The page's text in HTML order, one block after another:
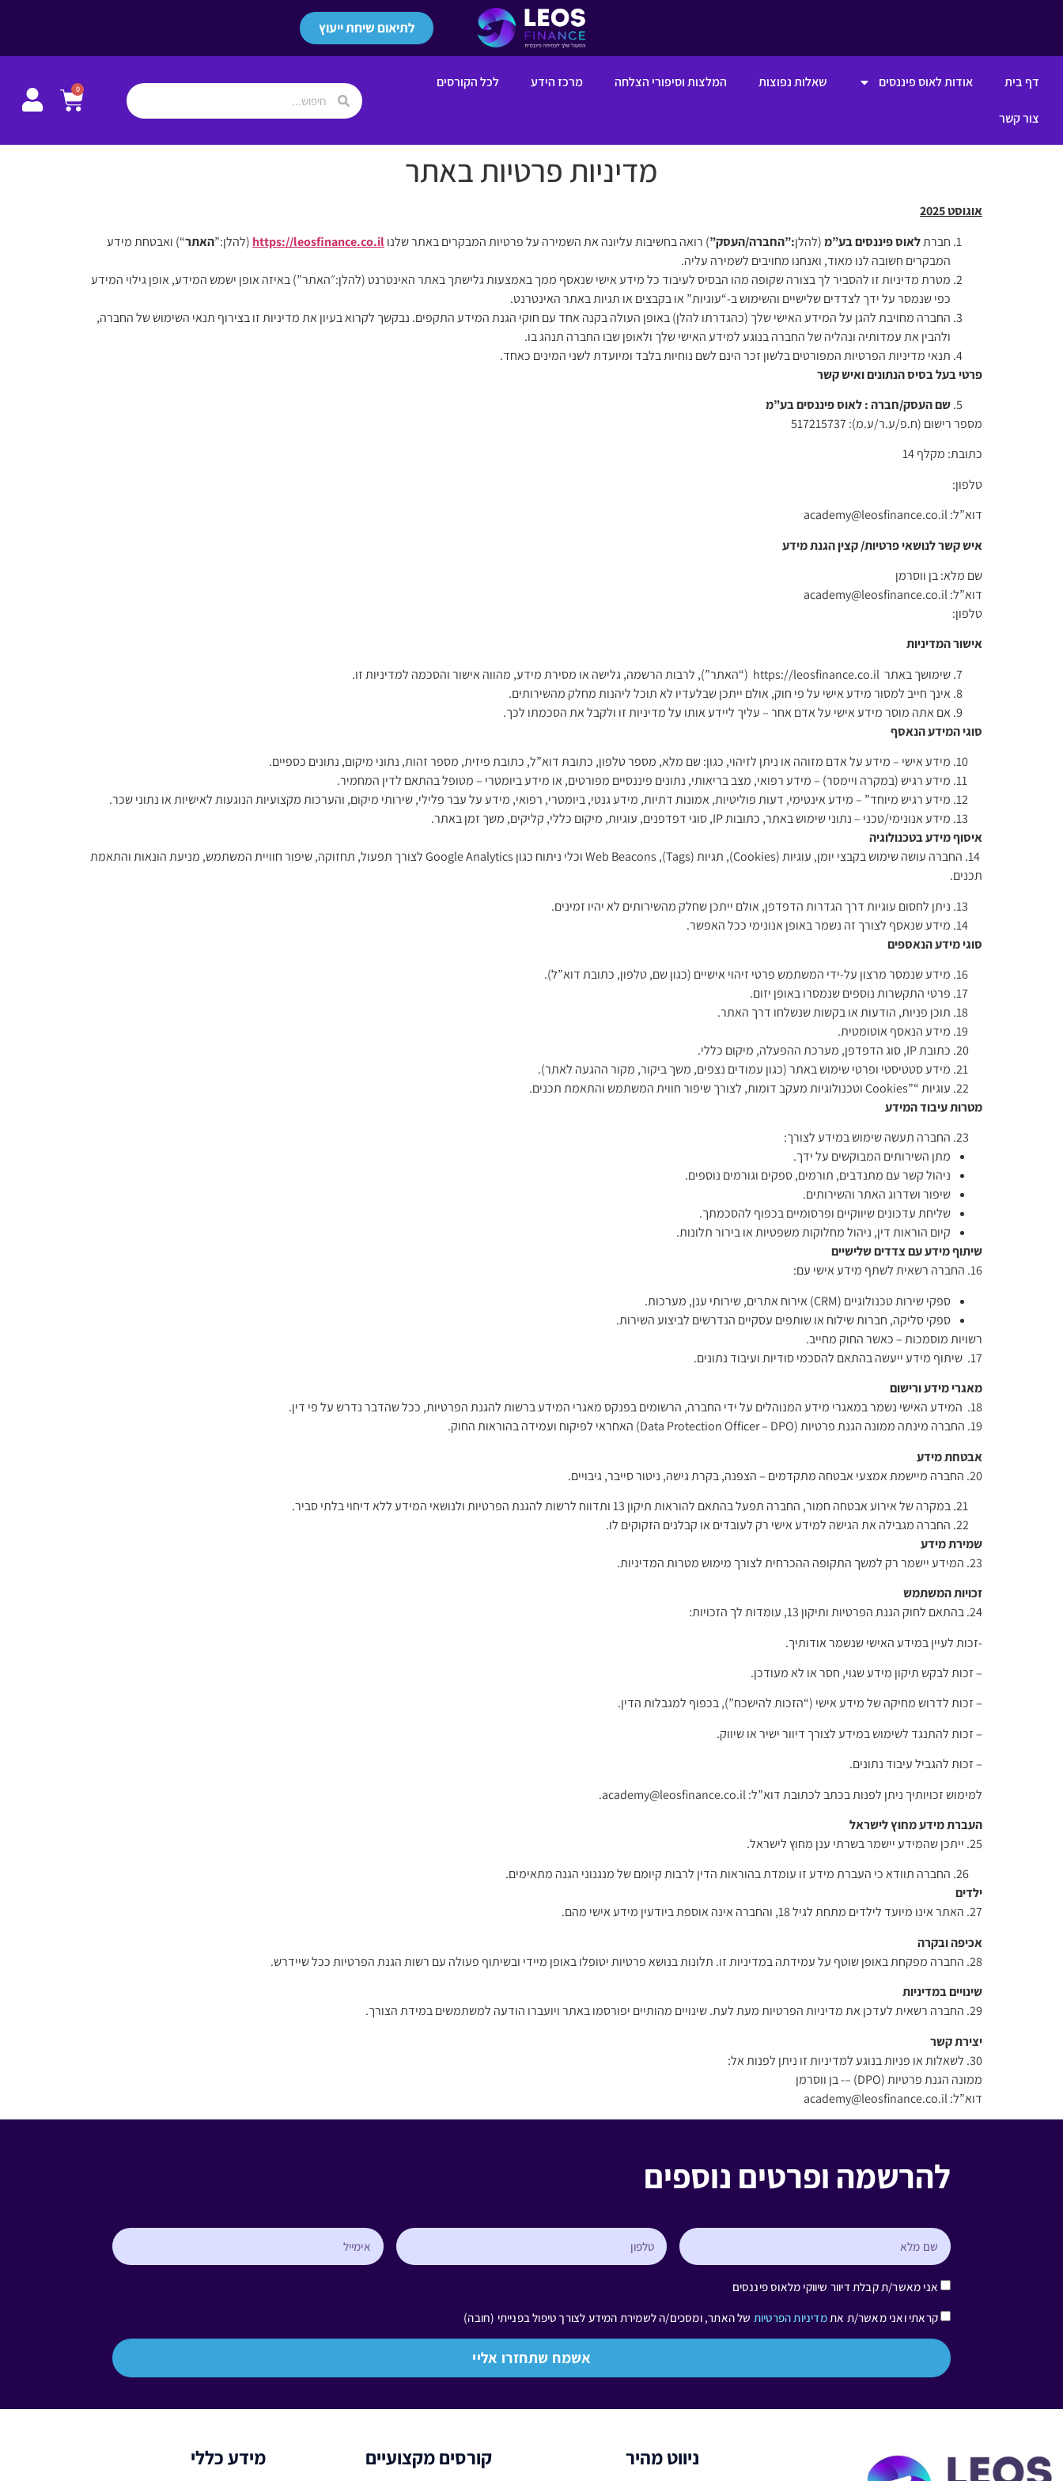
לתיאום שיחת ייעוץ
דף בית אודות לאוס פיננסים שאלות נפוצות המלצות וסיפורי הצלחה מרכז הידע לכל הקורסים
צור קשר
0
מדיניות פרטיות באתר
אוגוסט 2025
חברתלאוס פיננסים בע”מ(להלן:”החברה/העסק”) רואה בחשיבות עליונה את השמירה על פרטיות המבקרים באתר שלנוhttps://leosfinance.co.il (להלן:”האתר“) ואבטחת מידע
המבקרים חשובה לנו מאוד, ואנחנו מחויבים לשמירה עליה.
מטרת מדיניות זו להסביר לך בצורה שקופה מהו הבסיס לעיבוד כל מידע אישי שנאסף ממך באמצעות גלישתך באתר האינטרנט (להלן:״האתר”) באיזה אופן ישמש המידע, אופן גילוי המידע
כפי שנמסר על ידך לצדדים שלישיים והשימוש ב-“עוגיות” או בקבצים או תגיות באתר האינטרנט.
החברה מחויבת להגן על המידע האישי שלך (כהגדרתו להלן) באופן העולה בקנה אחד עם חוקי הגנת המידע התקפים. נבקשך לקרוא בעיון את מדיניות זו בצירוף תנאי השימוש של החברה,
ולהבין את עמדותיה ונהליה של החברה בנוגע למידע האישי שלך ולאופן שבו החברה תנהג בו.
תנאי מדיניות הפרטיות המפורטים בלשון זכר הינם לשם נוחיות בלבד ומיועדת לשני המינים כאחד.
פרטי בעל בסיס הנתונים ואיש קשר
שם העסק/חברה : לאוס פיננסים בע”מ
מספר רישום (ח.פ/ע.ר/ע.מ): 517215737
כתובת: מקלף 14
טלפון:
דוא”ל: academy@leosfinance.co.il
איש קשר לנושאי פרטיות/ קצין הגנת מידע
שם מלא: בן ווסרמן
דוא”ל: academy@leosfinance.co.il
טלפון:
אישור המדיניות
שימושך באתר https://leosfinance.co.il (“האתר”), לרבות הרשמה, גלישה או מסירת מידע, מהווה אישור והסכמה למדיניות זו.
אינך חייב למסור מידע אישי על פי חוק, אולם ייתכן שבלעדיו לא תוכל ליהנות מחלק מהשירותים.
אם אתה מוסר מידע אישי על אדם אחר – עליך ליידע אותו על מדיניות זו ולקבל את הסכמתו לכך.
סוגי המידע הנאסף
מידע אישי – מידע על אדם מזוהה או ניתן לזיהוי, כגון: שם מלא, מספר טלפון, כתובת דוא”ל, כתובת פיזית, מספר זהות, נתוני מיקום, נתונים כספיים.
מידע רגיש (במקרה ויימסר) – מידע רפואי, מצב בריאותי, נתונים פיננסיים מפורטים, או מידע ביומטרי – מטופל בהתאם לדין המחמיר.
מידע רגיש מיוחד” – מידע אינטימי, דעות פוליטיות, אמונות דתיות, מידע גנטי, ביומטרי, רפואי, מידע על עבר פלילי, שירותי מיקום, והערכות מקצועיות הנוגעות לאישיות או נתוני שכר.
מידע אנונימי/טכני – נתוני שימוש באתר, כתובות IP, סוגי דפדפנים, עוגיות, מיקום כללי, קליקים, משך זמן באתר.
איסוף מידע בטכנולוגיה
14. החברה עושה שימוש בקבצי יומן, עוגיות (Cookies), תגיות (Tags), Web Beacons וכלי ניתוח כגון Google Analytics לצורך תפעול, תחזוקה, שיפור חוויית המשתמש, מניעת הונאות והתאמת
תכנים.
ניתן לחסום עוגיות דרך הגדרות הדפדפן, אולם ייתכן שחלק מהשירותים לא יהיו זמינים.
מידע שנאסף לצורך זה נשמר באופן אנונימי ככל האפשר.
סוגי מידע הנאספים
מידע שנמסר מרצון על-ידי המשתמש פרטי זיהוי אישיים (כגון שם, טלפון, כתובת דוא”ל).
פרטי התקשרות נוספים שנמסרו באופן יזום.
תוכן פניות, הודעות או בקשות שנשלחו דרך האתר.
מידע הנאסף אוטומטית.
כתובת IP, סוג הדפדפן, מערכת ההפעלה, מיקום כללי.
מידע סטטיסטי ופרטי שימוש באתר (כגון עמודים נצפים, משך ביקור, מקור ההגעה לאתר).
עוגיות “”Cookies וטכנולוגיות מעקב דומות, לצורך שיפור חווית המשתמש והתאמת תכנים.
מטרות עיבוד המידע
החברה תעשה שימוש במידע לצורך:
מתן השירותים המבוקשים על ידך.
ניהול קשר עם מתנדבים, תורמים, ספקים וגורמים נוספים.
שיפור ושדרוג האתר והשירותים.
שליחת עדכונים שיווקיים ופרסומיים בכפוף להסכמתך.
קיום הוראות דין, ניהול מחלוקות משפטיות או בירור תלונות.
שיתוף מידע עם צדדים שלישיים
16. החברה רשאית לשתף מידע אישי עם:
ספקי שירות טכנולוגיים (CRM) אירוח אתרים, שירותי ענן, מערכות.
ספקי סליקה, חברות שילוח או שותפים עסקיים הנדרשים לביצוע השירות.
רשויות מוסמכות – כאשר החוק מחייב.
17. שיתוף מידע ייעשה בהתאם להסכמי סודיות ועיבוד נתונים.
מאגרי מידע ורישום
18. המידע האישי נשמר במאגרי מידע המנוהלים על ידי החברה, הרשומים בפנקס מאגרי המידע ברשות להגנת הפרטיות, ככל שהדבר נדרש על פי דין.
19. החברה מינתה ממונה הגנת פרטיות (Data Protection Officer – DPO) האחראי לפיקוח ועמידה בהוראות החוק.
אבטחת מידע
20. החברה מיישמת אמצעי אבטחה מתקדמים – הצפנה, בקרת גישה, ניטור סייבר, גיבויים.
במקרה של אירוע אבטחה חמור, החברה תפעל בהתאם להוראות תיקון 13 ותדווח לרשות להגנת הפרטיות ולנושאי המידע ללא דיחוי בלתי סביר.
החברה מגבילה את הגישה למידע אישי רק לעובדים או קבלנים הזקוקים לו.
שמירת מידע
23. המידע יישמר רק למשך התקופה ההכרחית לצורך מימוש מטרות המדיניות.
זכויות המשתמש
24. בהתאם לחוק הגנת הפרטיות ותיקון 13, עומדות לך הזכויות:
-זכות לעיין במידע האישי שנשמר אודותיך.
– זכות לבקש תיקון מידע שגוי, חסר או לא מעודכן.
– זכות לדרוש מחיקה של מידע אישי (“הזכות להישכח”), בכפוף למגבלות הדין.
– זכות להתנגד לשימוש במידע לצורך דיוור ישיר או שיווק.
– זכות להגביל עיבוד נתונים.
למימוש זכויותיך ניתן לפנות בכתב לכתובת דוא”ל: academy@leosfinance.co.il.
העברת מידע מחוץ לישראל
25. ייתכן שהמידע יישמר בשרתי ענן מחוץ לישראל.
החברה תוודא כי העברת מידע זו עומדת בהוראות הדין לרבות קיומם של מנגנוני הגנה מתאימים.
ילדים
27. האתר אינו מיועד לילדים מתחת לגיל 18, והחברה אינה אוספת ביודעין מידע אישי מהם.
אכיפה ובקרה
28. החברה מפקחת באופן שוטף על עמידתה במדיניות זו. תלונות בנושא פרטיות יטופלו באופן מיידי ובשיתוף פעולה עם רשות הגנת הפרטיות ככל שיידרש.
שינויים במדיניות
29. החברה רשאית לעדכן את מדיניות הפרטיות מעת לעת. שינויים מהותיים יפורסמו באתר ויועברו הודעה למשתמשים במידת הצורך.
יצירת קשר
30. לשאלות או פניות בנוגע למדיניות זו ניתן לפנות אל:
ממונה הגנת פרטיות (DPO) –- בן ווסרמן
דוא”ל: academy@leosfinance.co.il
להרשמה ופרטים נוספים
אני מאשר/ת קבלת דיוור שיווקי מלאוס פיננסים
קראתי ואני מאשר/ת אתמדיניות הפרטיות של האתר, ומסכים/ה לשמירת המידע לצורך טיפול בפנייתי (חובה)
אשמח שתחזרו אליי
ניווט מהיר קורסים מקצועיים מידע כללי